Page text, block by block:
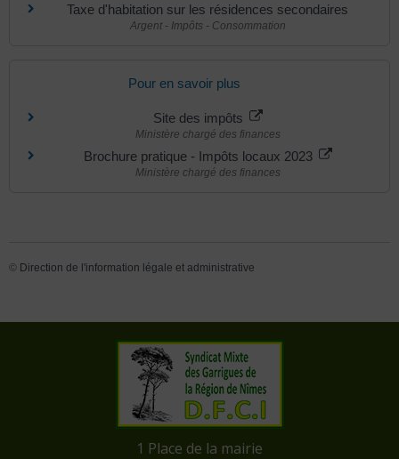
Taxe d'habitation sur les résidences secondaires
Argent - Impôts - Consommation
Pour en savoir plus
Site des impôts
Ministère chargé des finances
Brochure pratique - Impôts locaux 2023
Ministère chargé des finances
© Direction de l'information légale et administrative
​1 Place de la mairie